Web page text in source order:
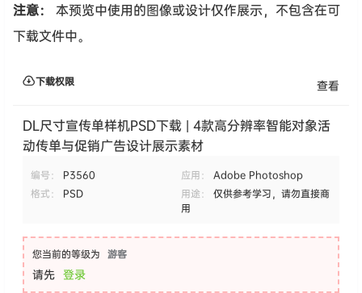
注意：
本预览中使用的图像或设计仅作展示，不包含在可
下载文件中。
下载权限 查看
DL尺寸宣传单样机PSD下载 | 4款高分辨率智能对象活
动传单与促销广告设计展示素材
编号： P3560 应用：
Adobe Photoshop
格式：
PSD 用途：
仅供参考学习，请勿直接商
用
您当前的等级为 游客
请先 登录